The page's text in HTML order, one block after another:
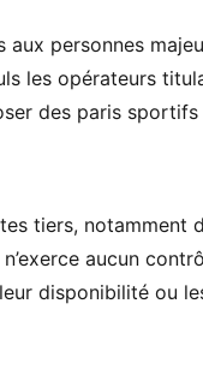
personnes
les opérateurs
des paris sportifs
tiers, notamment
aucun
disponibilité ou